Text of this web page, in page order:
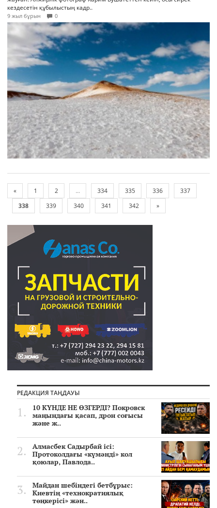
кездесетін құбылыстың кадр..
9 жыл бұрын 0
« 1 2 ... 334 335 336
337
338
339 340 341 342 »
РЕДАКЦИЯ ТАҢДАУЫ
10 КҮНДЕ НЕ ӨЗГЕРДІ? Покровск
маңындағы қасап, дрон соғысы
және ж..
Алмасбек Садырбай ісі:
Протоколдағы «күмәнді» кол
қоюлар, Павлода..
Майдан шебіндегі бетбұрыс:
Киевтің «технократиялық
төңкерісі» жән..